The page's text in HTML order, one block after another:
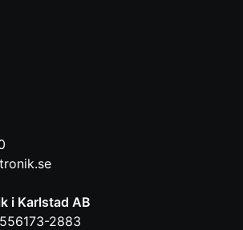
i Karlstad AB
2883